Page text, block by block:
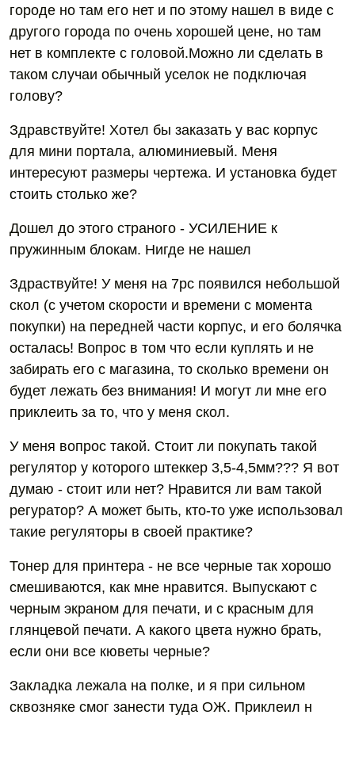
городе но там его нет и по этому нашел в виде с
другого города по очень хорошей цене, но там
нет в комплекте с головой.Можно ли сделать в
таком случаи обычный уселок не подключая
голову?
Здравствуйте! Хотел бы заказать у вас корпус
для мини портала, алюминиевый. Меня
интересуют размеры чертежа. И установка будет
стоить столько же?
Дошел до этого страного - УСИЛЕНИЕ к
пружинным блокам. Нигде не нашел
Здраствуйте! У меня на 7pc появился небольшой
скол (с учетом скорости и времени с момента
покупки) на передней части корпус, и его болячка
осталась! Вопрос в том что если куплять и не
забирать его с магазина, то сколько времени он
будет лежать без внимания! И могут ли мне его
приклеить за то, что у меня скол.
У меня вопрос такой. Стоит ли покупать такой
регулятор у которого штеккер 3,5-4,5мм??? Я вот
думаю - стоит или нет? Нравится ли вам такой
регуратор? А может быть, кто-то уже использовал
такие регуляторы в своей практике?
Тонер для принтера - не все черные так хорошо
смешиваются, как мне нравится. Выпускают с
черным экраном для печати, и с красным для
глянцевой печати. А какого цвета нужно брать,
если они все кюветы черные?
Закладка лежала на полке, и я при сильном
сквозняке смог занести туда ОЖ. Приклеил н